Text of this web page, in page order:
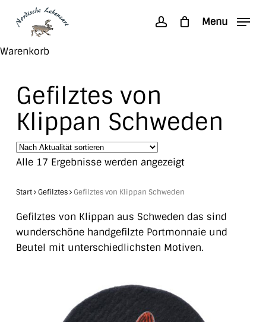
content
accountMenu
WarenkorbClose
Gefilztes von
Klippan Schweden
Alle 17 Ergebnisse werden angezeigtNach
sortiert
Start Gefilztes Gefilztes von Klippan Schweden
Gefilztes von Klippan aus Schweden das sind
wunderschöne handgefilzte Portmonnaie und
Beutel mit unterschiedlichsten Motiven.